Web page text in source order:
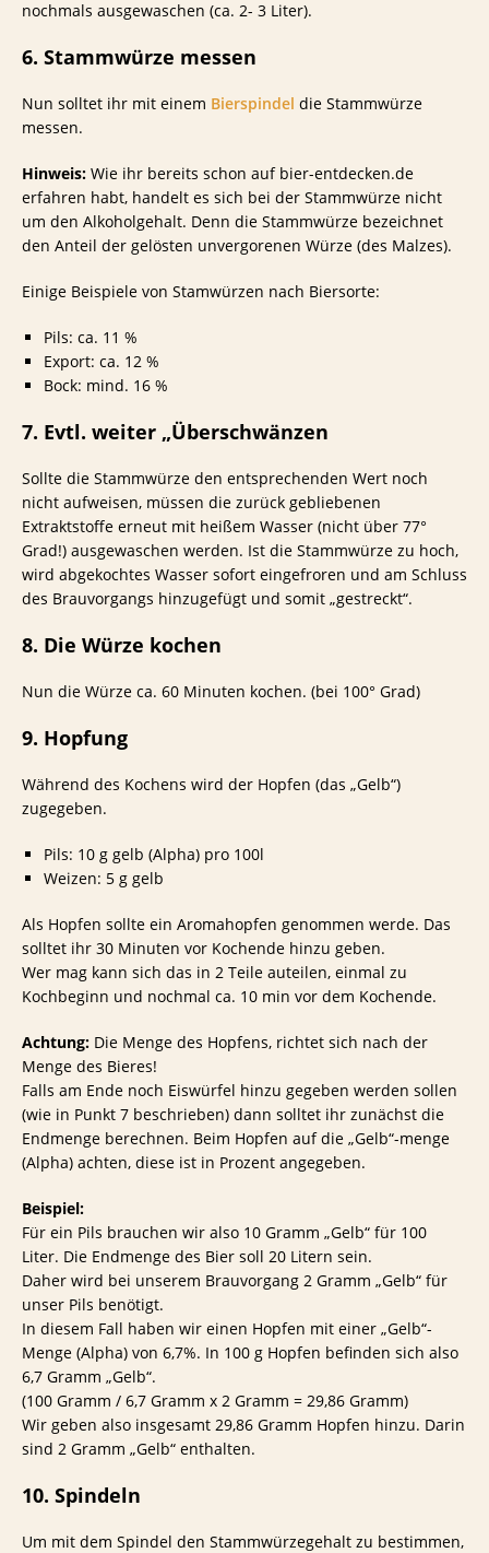
nochmals ausgewaschen (ca. 2- 3 Liter).
6. Stammwürze messen
Nun solltet ihr mit einem Bierspindel die Stammwürze
messen.
Hinweis: Wie ihr bereits schon auf bier-entdecken.de
erfahren habt, handelt es sich bei der Stammwürze nicht
um den Alkoholgehalt. Denn die Stammwürze bezeichnet
den Anteil der gelösten unvergorenen Würze (des Malzes).
Einige Beispiele von Stamwürzen nach Biersorte:
Pils: ca. 11 %
Export: ca. 12 %
Bock: mind. 16 %
7. Evtl. weiter „Überschwänzen
Sollte die Stammwürze den entsprechenden Wert noch
nicht aufweisen, müssen die zurück gebliebenen
Extraktstoffe erneut mit heißem Wasser (nicht über 77°
Grad!) ausgewaschen werden. Ist die Stammwürze zu hoch,
wird abgekochtes Wasser sofort eingefroren und am Schluss
des Brauvorgangs hinzugefügt und somit „gestreckt“.
8. Die Würze kochen
Nun die Würze ca. 60 Minuten kochen. (bei 100° Grad)
9. Hopfung
Während des Kochens wird der Hopfen (das „Gelb“)
zugegeben.
Pils: 10 g gelb (Alpha) pro 100l
Weizen: 5 g gelb
Als Hopfen sollte ein Aromahopfen genommen werde. Das
solltet ihr 30 Minuten vor Kochende hinzu geben.
Wer mag kann sich das in 2 Teile auteilen, einmal zu
Kochbeginn und nochmal ca. 10 min vor dem Kochende.
Achtung: Die Menge des Hopfens, richtet sich nach der
Menge des Bieres!
Falls am Ende noch Eiswürfel hinzu gegeben werden sollen
(wie in Punkt 7 beschrieben) dann solltet ihr zunächst die
Endmenge berechnen. Beim Hopfen auf die „Gelb“-menge
(Alpha) achten, diese ist in Prozent angegeben.
Beispiel:
Für ein Pils brauchen wir also 10 Gramm „Gelb“ für 100
Liter. Die Endmenge des Bier soll 20 Litern sein.
Daher wird bei unserem Brauvorgang 2 Gramm „Gelb“ für
unser Pils benötigt.
In diesem Fall haben wir einen Hopfen mit einer „Gelb“-
Menge (Alpha) von 6,7%. In 100 g Hopfen befinden sich also
6,7 Gramm „Gelb“.
(100 Gramm / 6,7 Gramm x 2 Gramm = 29,86 Gramm)
Wir geben also insgesamt 29,86 Gramm Hopfen hinzu. Darin
sind 2 Gramm „Gelb“ enthalten.
10. Spindeln
Um mit dem Spindel den Stammwürzegehalt zu bestimmen,